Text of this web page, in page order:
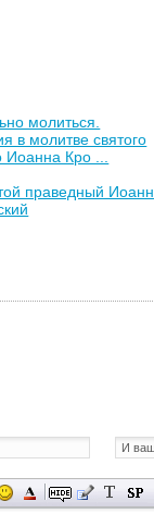
молиться.
в молитве святого
Иоанна Кро ...
праведный Иоанн